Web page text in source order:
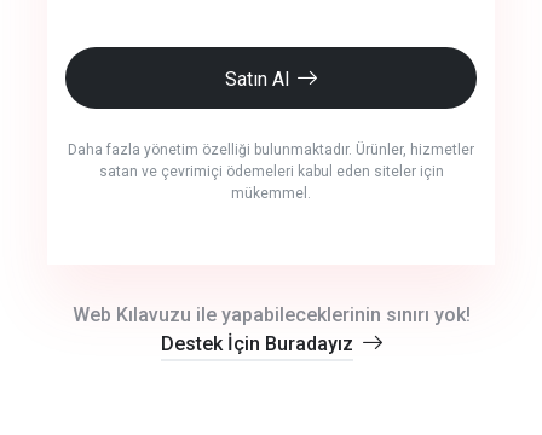
Satın Al
Daha fazla yönetim özelliği bulunmaktadır. Ürünler, hizmetler
satan ve çevrimiçi ödemeleri kabul eden siteler için
mükemmel.
Web Kılavuzu ile yapabileceklerinin sınırı yok!
Destek İçin Buradayız